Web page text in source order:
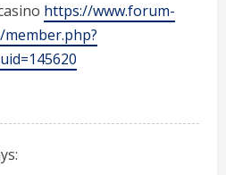
https://www.forum-